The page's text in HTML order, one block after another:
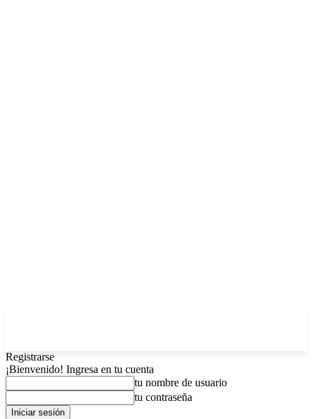
Registrarse
¡Bienvenido! Ingresa en tu cuenta
tu nombre de usuario
tu contraseña